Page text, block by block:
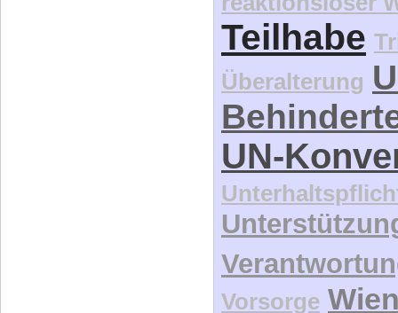
Teilhabe
Überalterung
UN-
Vorsorge